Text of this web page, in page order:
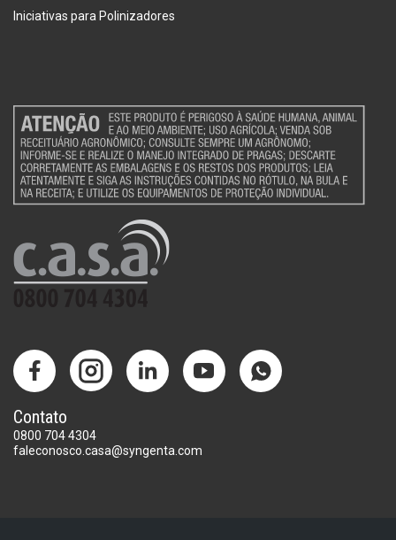
Iniciativas para Polinizadores
Contato
0800 704 4304
faleconosco.casa@syngenta.com